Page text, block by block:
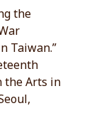
the
Taiwan.”
the Arts in